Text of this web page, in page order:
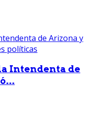
Intendenta de